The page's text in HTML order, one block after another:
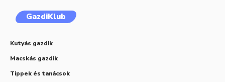
GazdiKlub
Kutyás gazdik
Macskás gazdik
Tippek és tanácsok